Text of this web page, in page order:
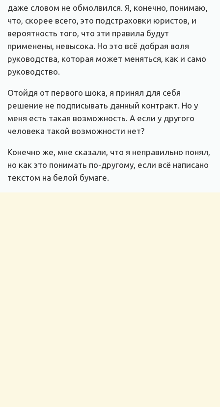
даже словом не обмолвился. Я, конечно, понимаю,
что, скорее всего, это подстраховки юристов, и
вероятность того, что эти правила будут
применены, невысока. Но это всё добрая воля
руководства, которая может меняться, как и само
руководство.
Отойдя от первого шока, я принял для себя
решение не подписывать данный контракт. Но у
меня есть такая возможность. А если у другого
человека такой возможности нет?
Конечно же, мне сказали, что я неправильно понял,
но как это понимать по-другому, если всё написано
текстом на белой бумаге.